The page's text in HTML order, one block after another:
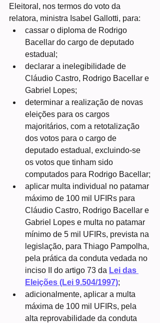
Eleitoral, nos termos do voto da
relatora, ministra Isabel Gallotti, para:
cassar o diploma de Rodrigo
Bacellar do cargo de deputado
estadual;
declarar a inelegibilidade de
Cláudio Castro, Rodrigo Bacellar e
Gabriel Lopes;
determinar a realização de novas
eleições para os cargos
majoritários, com a retotalização
dos votos para o cargo de
deputado estadual, excluindo-se
os votos que tinham sido
computados para Rodrigo Bacellar;
aplicar multa individual no patamar
máximo de 100 mil UFIRs para
Cláudio Castro, Rodrigo Bacellar e
Gabriel Lopes e multa no patamar
mínimo de 5 mil UFIRs, prevista na
legislação, para Thiago Pampolha,
pela prática da conduta vedada no
inciso II do artigo 73 da Lei das
Eleições (Lei 9.504/1997);
adicionalmente, aplicar a multa
máxima de 100 mil UFIRs, pela
alta reprovabilidade da conduta